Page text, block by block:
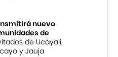
nuevo
de
de Ucayali,
y Jauja